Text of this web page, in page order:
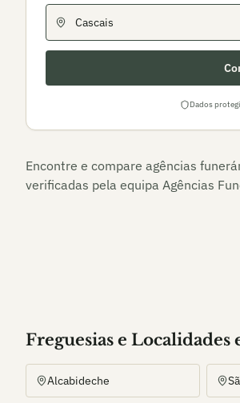
Dados
Encontre e compare agências
verificadas pela equipa Agências
Freguesias e Localidades
Alcabideche